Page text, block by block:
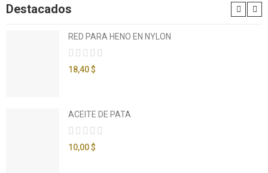
Destacados
RED PARA HENO EN NYLON
18,40 $
ACEITE DE PATA
10,00 $